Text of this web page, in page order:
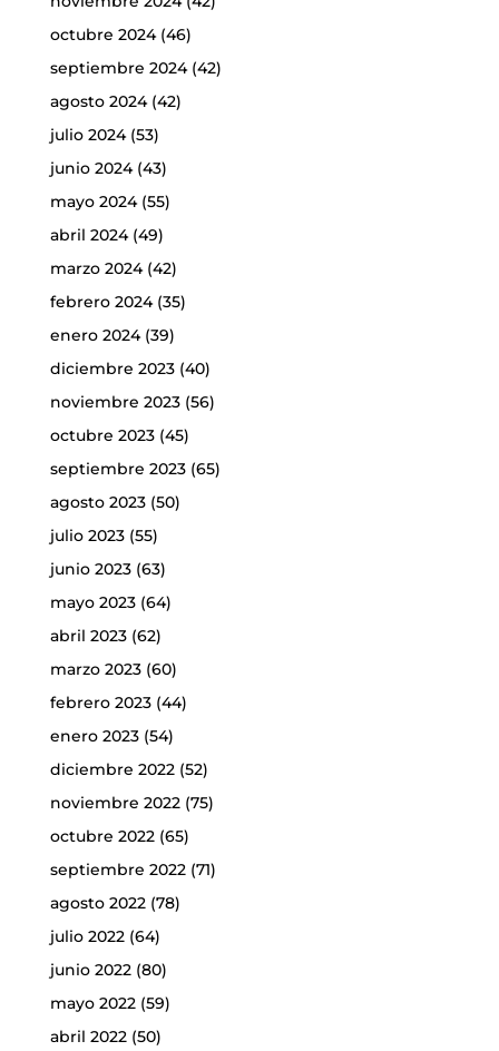
octubre 2024(46)
septiembre 2024(42)
agosto 2024(42)
julio 2024(53)
junio 2024(43)
mayo 2024(55)
abril 2024(49)
marzo 2024(42)
febrero 2024(35)
enero 2024(39)
diciembre 2023(40)
noviembre 2023(56)
octubre 2023(45)
septiembre 2023(65)
agosto 2023(50)
julio 2023(55)
junio 2023(63)
mayo 2023(64)
abril 2023(62)
marzo 2023(60)
febrero 2023(44)
enero 2023(54)
diciembre 2022(52)
noviembre 2022(75)
octubre 2022(65)
septiembre 2022(71)
agosto 2022(78)
julio 2022(64)
junio 2022(80)
mayo 2022(59)
abril 2022(50)